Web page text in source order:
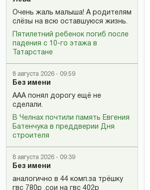
Очень жаль малыша! А родителям
слёзы на всю оставшуюся жизнь.
Пятилетний ребенок погиб после
падения с 10-го этажа в
Татарстане
8 августа 2026 - 09:59
Без имени
ААА понял дорогу ещё не
сделали.
В Челнах почтили память Евгения
Батенчука в преддверии Дня
строителя
8 августа 2026 - 09:39
Без имени
аналогично в 44 комп.за трёшку
гвс 780р .сои на гвс 402р